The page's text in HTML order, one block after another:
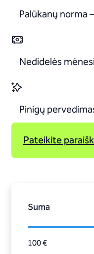
Palūkanų norma
Nedidelės
Pinigų
Pateikite
Suma
100 €